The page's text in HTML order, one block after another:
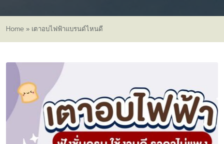
Home » เตาอบไฟฟ้าแบรนด์ไหนดี